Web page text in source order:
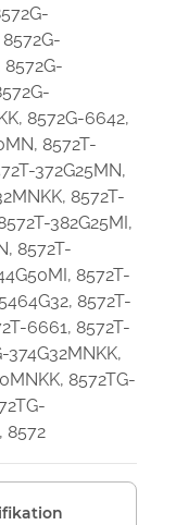
8572G-6642,
8572T-
372G25MN,
8572T-
382G25MI,
8572T-
8572T-
8572T-
6661, 8572T-
374G32MNKK,
8572TG-
8572